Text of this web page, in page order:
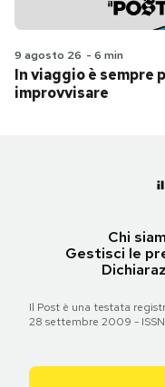
9 agosto 26 - 6 min
In viaggio è sempre
improvvisare
Chi
Gestisci le
Il Post è una testata
28 settembre 2009 -